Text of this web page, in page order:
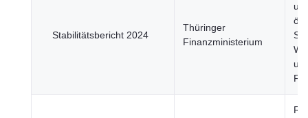
Stabilitätsbericht 2024
Thüringer
Finanzministerium